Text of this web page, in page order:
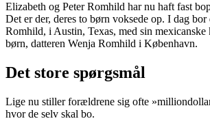
Elizabeth og Peter Romhild har nu haft fast
Det er der, deres to børn voksede op. I dag
Romhild, i Austin, Texas, med sin mexicanske
børn, datteren Wenja Romhild i København.
Det store spørgsmål
Lige nu stiller forældrene sig ofte
hvor de selv skal bo.